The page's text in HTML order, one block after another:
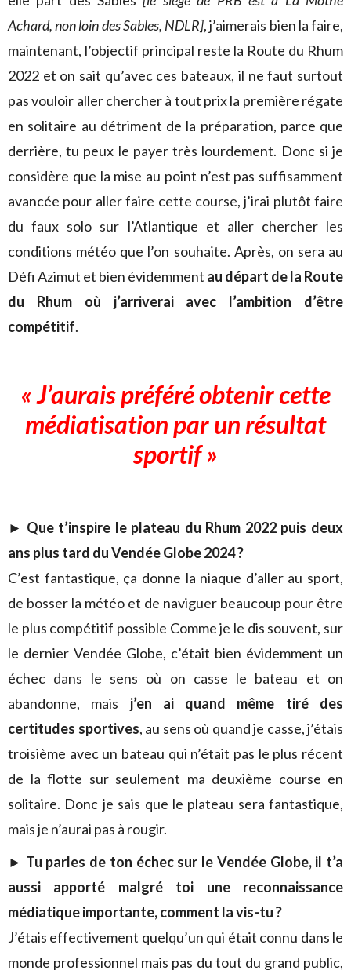
Achard, non loin des Sables, NDLR], j’aimerais bien la faire,
maintenant, l’objectif principal reste la Route du Rhum
2022 et on sait qu’avec ces bateaux, il ne faut surtout
pas vouloir aller chercher à tout prix la première régate
en solitaire au détriment de la préparation, parce que
derrière, tu peux le payer très lourdement. Donc si je
considère que la mise au point n’est pas suffisamment
avancée pour aller faire cette course, j’irai plutôt faire
du faux solo sur l’Atlantique et aller chercher les
conditions météo que l’on souhaite. Après, on sera au
Défi Azimut et bien évidemment au départ de la Route
du Rhum où j’arriverai avec l’ambition d’être
compétitif.
« J’aurais préféré obtenir cette
médiatisation par un résultat
sportif »
► Que t’inspire le plateau du Rhum 2022 puis deux
ans plus tard du Vendée Globe 2024 ?
C’est fantastique, ça donne la niaque d’aller au sport,
de bosser la météo et de naviguer beaucoup pour être
le plus compétitif possible Comme je le dis souvent, sur
le dernier Vendée Globe, c’était bien évidemment un
échec dans le sens où on casse le bateau et on
abandonne, mais j’en ai quand même tiré des
certitudes sportives, au sens où quand je casse, j’étais
troisième avec un bateau qui n’était pas le plus récent
de la flotte sur seulement ma deuxième course en
solitaire. Donc je sais que le plateau sera fantastique,
mais je n’aurai pas à rougir.
► Tu parles de ton échec sur le Vendée Globe, il t’a
aussi apporté malgré toi une reconnaissance
médiatique importante, comment la vis-tu ?
J’étais effectivement quelqu’un qui était connu dans le
monde professionnel mais pas du tout du grand public,